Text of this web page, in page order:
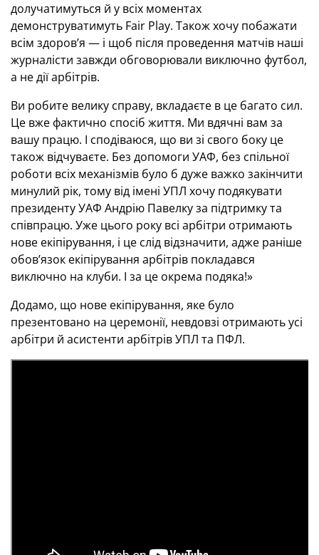
долучатимуться й у всіх моментах
демонструватимуть Fair Play. Також хочу побажати
всім здоров’я — і щоб після проведення матчів наші
журналісти завжди обговорювали виключно футбол,
а не дії арбітрів.
Ви робите велику справу, вкладаєте в це багато сил.
Це вже фактично спосіб життя. Ми вдячні вам за
вашу працю. І сподіваюся, що ви зі свого боку це
також відчуваєте. Без допомоги УАФ, без спільної
роботи всіх механізмів було б дуже важко закінчити
минулий рік, тому від імені УПЛ хочу подякувати
президенту УАФ Андрію Павелку за підтримку та
співпрацю. Уже цього року всі арбітри отримають
нове екіпірування, і це слід відзначити, адже раніше
обов’язок екіпірування арбітрів покладався
виключно на клуби. І за це окрема подяка!»
Додамо, що нове екіпірування, яке було
презентовано на церемонії, невдовзі отримають усі
арбітри й асистенти арбітрів УПЛ та ПФЛ.